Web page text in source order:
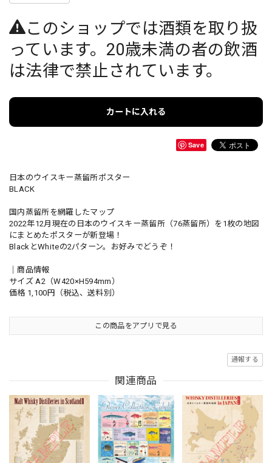
このショップでは酒類を取り扱
っています。20歳未満の者の飲酒
は法律で禁止されています。
カートに入れる
Save
日本のウイスキー蒸留所ポスター
BLACK
国内蒸留所を網羅したマップ
2022年12月現在の日本のウイスキー蒸留所（76蒸留所）を1枚の地図
にまとめたポスターが新登場！
BlackとWhiteの2パターン。お好みでどうぞ！
｜商品情報
サイズ A2（W420×H594mm）
価格 1,100円（税込、送料別）
この商品をアプリで見る
通報する
関連商品